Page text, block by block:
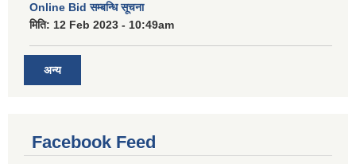
Online Bid सम्बन्धि सूचना
मिति: 12 Feb 2023 - 10:49am
अन्य
Facebook Feed